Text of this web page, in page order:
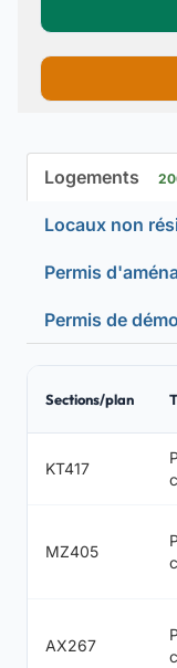
Logements
Locaux non
Permis
Permis de
Sections/plan
KT417
MZ405
AX267